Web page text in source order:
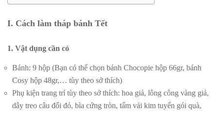
I. Cách làm tháp bánh Tết
1. Vật dụng cần có
Bánh: 9 ​hộp (Bạn có thể chọn bánh Chocopie hộp 66gr, bánh
Cosy hộp 48gr,… tùy theo sở thích)
Phụ kiện trang trí tùy theo sở thích: hoa giả, lông công vàng giả,
dây treo câu đối đỏ, bìa cứng tròn, tấm vải kim tuyến gói quà,